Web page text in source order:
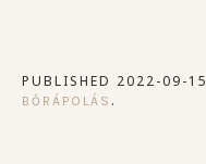
PUBLISHED 2022-09-15
BŐRÁPOLÁS .